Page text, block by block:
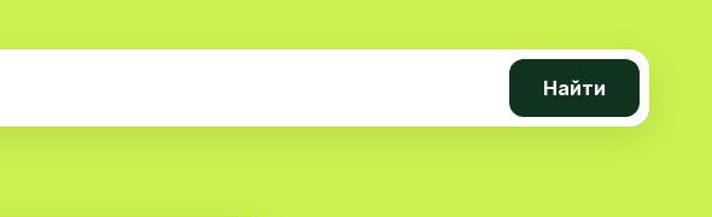
Найти